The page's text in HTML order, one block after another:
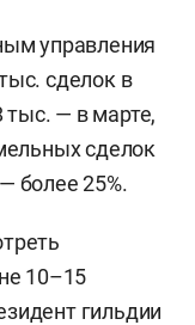
управления
сделок в
тыс. — в марте,
сделок
более 25%.
10–15
гильдии